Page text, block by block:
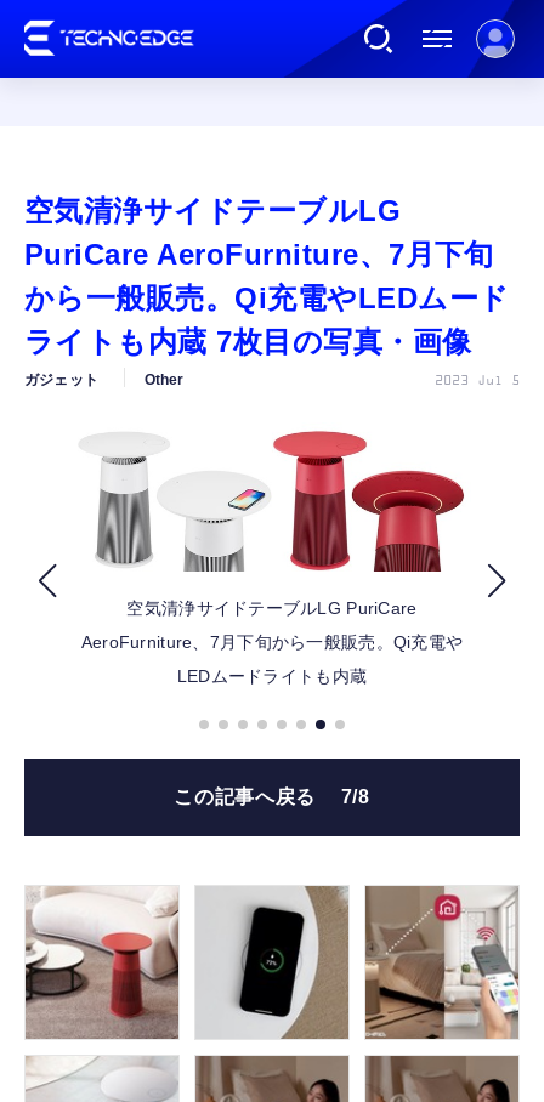
ガジェット
カルチャー
公式ストア
FOLLOW US
空気清浄サイドテーブルLG
PuriCare AeroFurniture、7月下旬
から一般販売。Qi充電やLEDムード
ライトも内蔵 7枚目の写真・画像
ガジェット Other 2023 Jul 5
空気清浄サイドテーブルLG PuriCare
AeroFurniture、7月下旬から一般販売。Qi充電や
LEDムードライトも内蔵
この記事へ戻る 7/8